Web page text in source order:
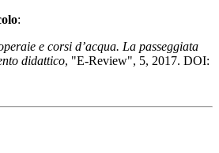
:
e corsi d’acqua. La passeggiata
didattico, "E-Review", 5, 2017. DOI: